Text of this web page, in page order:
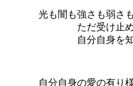
光も闇も強さも弱さ
ただ受け止
自分自身を
自分自身の愛の有り